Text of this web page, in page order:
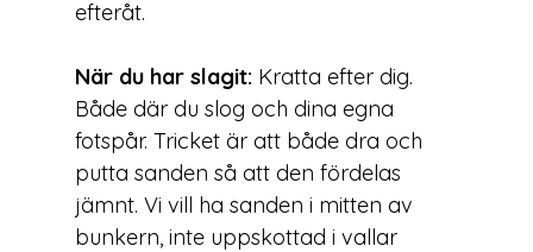
efteråt.
När du har slagit: Kratta efter dig.
Både där du slog och dina egna
fotspår. Tricket är att både dra och
putta sanden så att den fördelas
jämnt. Vi vill ha sanden i mitten av
bunkern, inte uppskottad i vallar